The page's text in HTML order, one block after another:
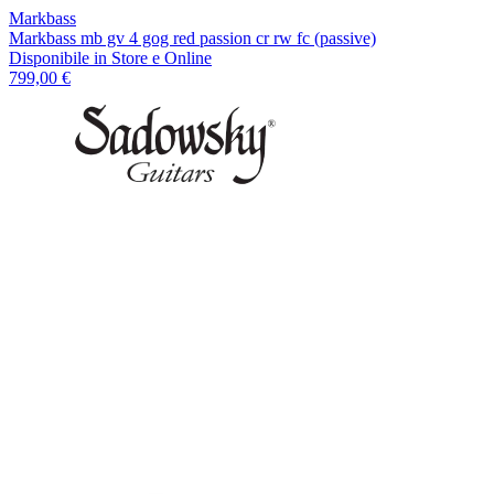
Markbass
Markbass mb gv 4 gog red passion cr rw fc (passive)
Disponibile in Store e Online
799,00 €